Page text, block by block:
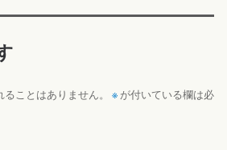
ことはありません。 ※ が付いている欄は必